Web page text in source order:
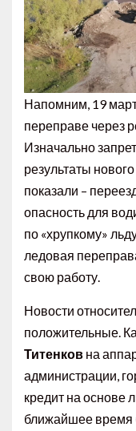
Напомним, 19
переправе через
Изначально
результаты
показали –
опасность для
по «хрупкому»
ледовая
свою работу.
Новости
положительные.
Титенков на
администрации,
кредит на основе
ближайшее время